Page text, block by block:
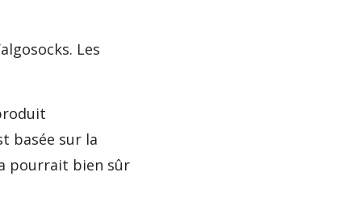
Les
basée sur la
pourrait bien sûr